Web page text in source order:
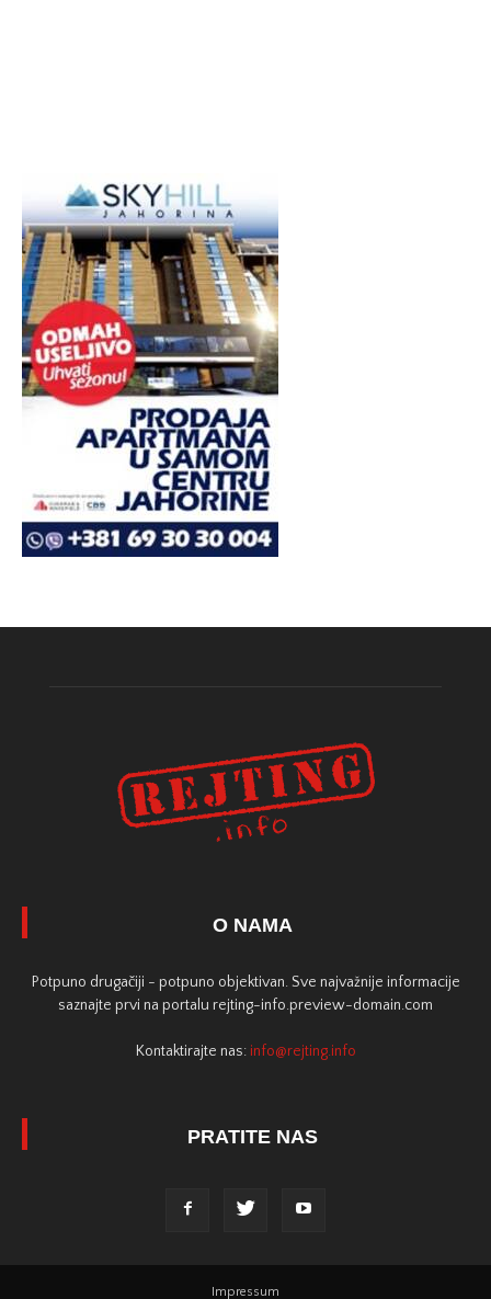
O NAMA
Potpuno drugačiji - potpuno objektivan. Sve najvažnije informacije
saznajte prvi na portalu rejting-info.preview-domain.com
Kontaktirajte nas: info@rejting.info
PRATITE NAS
Impressum